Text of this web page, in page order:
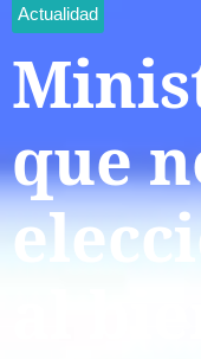
Actualidad
que
al